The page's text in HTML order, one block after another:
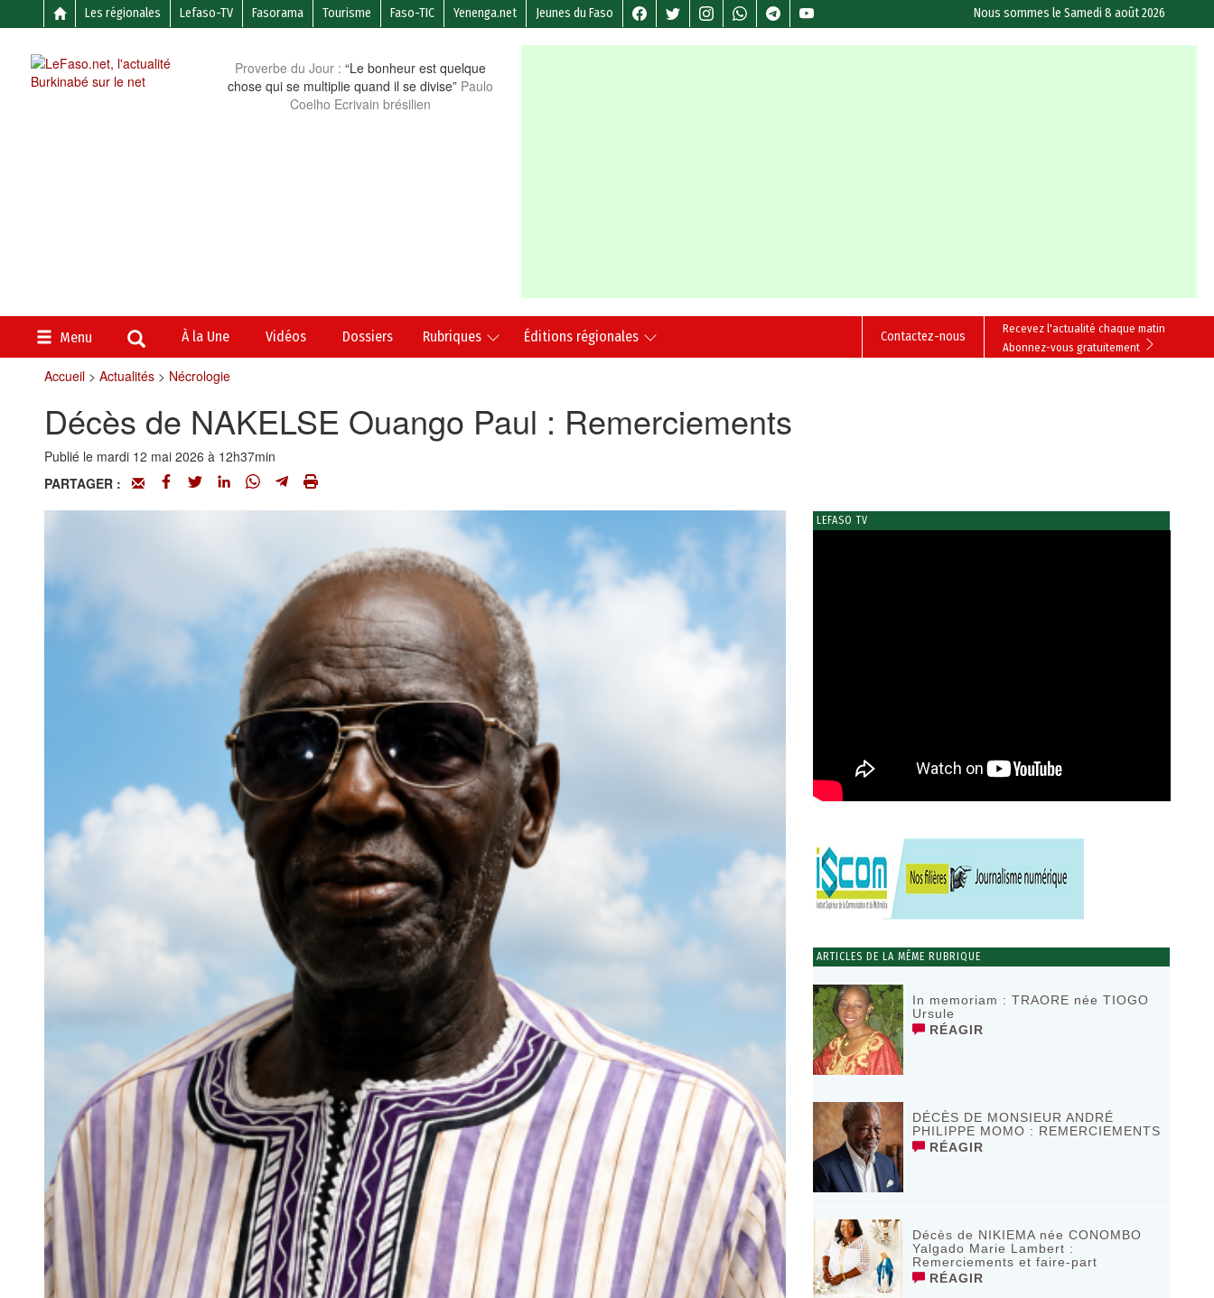
Les régionales Lefaso-TV Fasorama Tourisme Faso-TIC Yenenga.net Jeunes du Faso Nous sommes leSamedi 8 août 2026
Proverbe du Jour : “Le bonheur est quelque
chose qui se multiplie quand il se divise” Paulo
Coelho Ecrivain brésilien
Menu À la Une Vidéos Dossiers Rubriques Éditions régionales
Recevez l'actualité chaque matin
Abonnez-vous gratuitement
Contactez-nous
Accueil> Actualités> Nécrologie
Décès de NAKELSE Ouango Paul : Remerciements
Publié le mardi 12 mai 2026 à 12h37min
PARTAGER :
LEFASO TV
ARTICLES DE LA MÊME RUBRIQUE
In memoriam : TRAORE née TIOGO
Ursule
RÉAGIR
DÉCÈS DE MONSIEUR ANDRÉ
PHILIPPE MOMO : REMERCIEMENTS
RÉAGIR
Décès de NIKIEMA née CONOMBO
Yalgado Marie Lambert :
Remerciements et faire-part
RÉAGIR